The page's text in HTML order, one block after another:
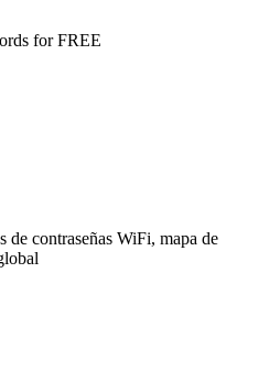
for FREE
de contraseñas WiFi, mapa de